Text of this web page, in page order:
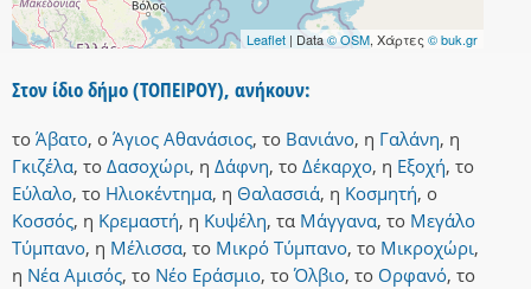
Leaflet | Data© OSM, Χάρτες © buk.gr
Στον ίδιο δήμο (ΤΟΠΕΙΡΟΥ), ανήκουν:
το Άβατο, ο Άγιος Αθανάσιος, το Βανιάνο, η Γαλάνη, η
Γκιζέλα, το Δασοχώρι, η Δάφνη, το Δέκαρχο, η Εξοχή, το
Εύλαλο, το Ηλιοκέντημα, η Θαλασσιά, η Κοσμητή, ο
Κοσσός, η Κρεμαστή, η Κυψέλη, τα Μάγγανα, το Μεγάλο
Τύμπανο, η Μέλισσα, το Μικρό Τύμπανο, το Μικροχώρι,
η Νέα Αμισός, το Νέο Εράσμιο, το Όλβιο, το Ορφανό, το